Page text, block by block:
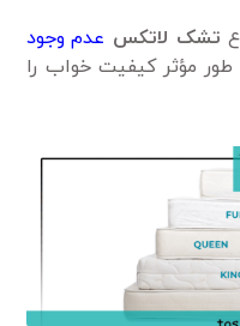
تشک لاتکس عدم وجود
مؤثر کیفیت خواب را